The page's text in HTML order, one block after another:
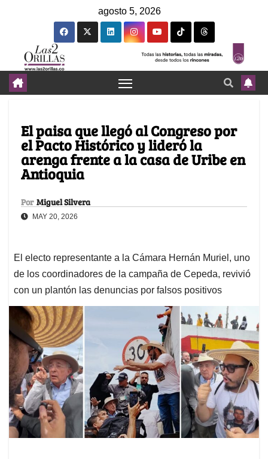
agosto 5, 2026
El paisa que llegó al Congreso por
el Pacto Histórico y lideró la
arenga frente a la casa de Uribe en
Antioquia
Por Miguel Silvera
MAY 20, 2026
El electo representante a la Cámara Hernán Muriel, uno
de los coordinadores de la campaña de Cepeda, revivió
con un plantón las denuncias por falsos positivos